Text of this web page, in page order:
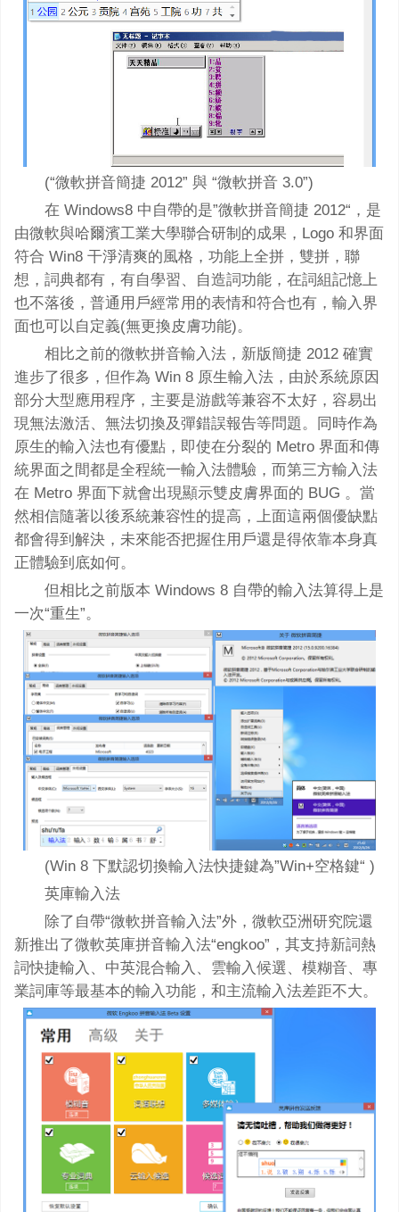
(“微軟拼音簡捷 2012” 與 “微軟拼音 3.0”)
在 Windows8 中自帶的是”微軟拼音簡捷 2012“，是
由微軟與哈爾濱工業大學聯合研制的成果，Logo 和界面
符合 Win8 干淨清爽的風格，功能上全拼，雙拼，聯
想，詞典都有，有自學習、自造詞功能，在詞組記憶上
也不落後，普通用戶經常用的表情和符合也有，輸入界
面也可以自定義(無更換皮膚功能)。
相比之前的微軟拼音輸入法，新版簡捷 2012 確實
進步了很多，但作為 Win 8 原生輸入法，由於系統原因
部分大型應用程序，主要是游戲等兼容不太好，容易出
現無法激活、無法切換及彈錯誤報告等問題。同時作為
原生的輸入法也有優點，即使在分裂的 Metro 界面和傳
統界面之間都是全程統一輸入法體驗，而第三方輸入法
在 Metro 界面下就會出現顯示雙皮膚界面的 BUG 。當
然相信隨著以後系統兼容性的提高，上面這兩個優缺點
都會得到解決，未來能否把握住用戶還是得依靠本身真
正體驗到底如何。
但相比之前版本 Windows 8 自帶的輸入法算得上是
一次“重生”。
(Win 8 下默認切換輸入法快捷鍵為”Win+空格鍵“ )
英庫輸入法
除了自帶“微軟拼音輸入法”外，微軟亞洲研究院還
新推出了微軟英庫拼音輸入法“engkoo”，其支持新詞熱
詞快捷輸入、中英混合輸入、雲輸入候選、模糊音、專
業詞庫等最基本的輸入功能，和主流輸入法差距不大。